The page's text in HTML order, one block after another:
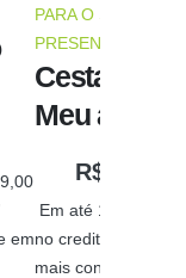
em
PARA O SEU AMOR
PRESENTES
Cesta todo
Meu amor
R$
Em até 1x de
no credito avista,
mais condições